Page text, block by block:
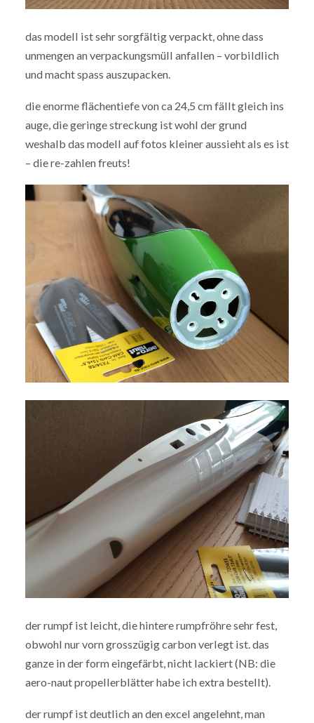
das modell ist sehr sorgfältig verpackt, ohne dass
unmengen an verpackungsmüll anfallen – vorbildlich
und macht spass auszupacken.
die enorme flächentiefe von ca 24,5 cm fällt gleich ins
auge, die geringe streckung ist wohl der grund
weshalb das modell auf fotos kleiner aussieht als es ist
– die re-zahlen freuts!
der rumpf ist leicht, die hintere rumpfröhre sehr fest,
obwohl nur vorn grosszügig carbon verlegt ist. das
ganze in der form eingefärbt, nicht lackiert (NB: die
aero-naut propellerblätter habe ich extra bestellt).
der rumpf ist deutlich an den excel angelehnt, man